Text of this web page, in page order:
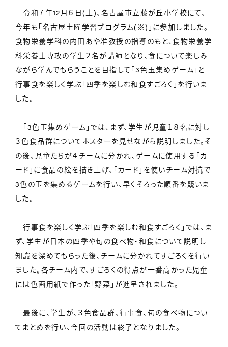
令和７年12月６日(土)、名古屋市立藤が丘小学校にて、
今年も「名古屋土曜学習プログラム(※)」に参加しました。
食物栄養学科の内田あや准教授の指導のもと、食物栄養学
科栄養士専攻の学生２名が講師となり、食について楽しみ
ながら学んでもらうことを目指して「3色玉集めゲーム」と
行事食を楽しく学ぶ「四季を楽しむ和食すごろく」を行いま
した。
「3色玉集めゲーム」では、まず、学生が児童１８名に対し
３色食品群についてポスターを見せながら説明しました。そ
の後、児童たちが４チームに分かれ、ゲームに使用する「カ
ード」に食品の絵を描き上げ、「カード」を使いチーム対抗で
3色の玉を集めるゲームを行い、早くそろった順番を競いま
した。
行事食を楽しく学ぶ「四季を楽しむ和食すごろく」では、ま
ず、学生が日本の四季や旬の食べ物・和食について説明し
知識を深めてもらった後、チームに分かれてすごろくを行い
ました。各チーム内で、すごろくの得点が一番高かった児童
には色画用紙で作った「野菜」が進呈されました。
最後に、学生が、３色食品群、行事食、旬の食べ物につい
てまとめを行い、今回の活動は終了となりました。